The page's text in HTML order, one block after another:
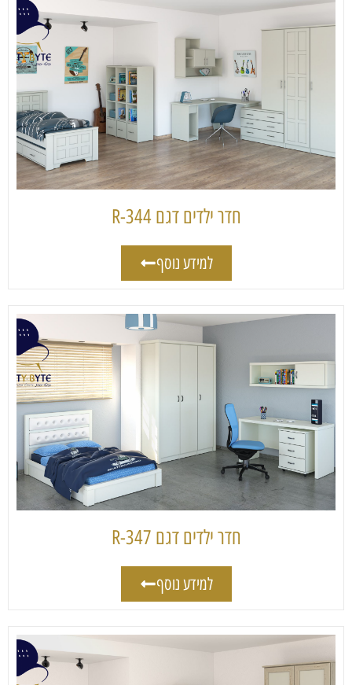
חדר ילדים דגם 344-R
למידע נוסף
חדר ילדים דגם 347-R
למידע נוסף